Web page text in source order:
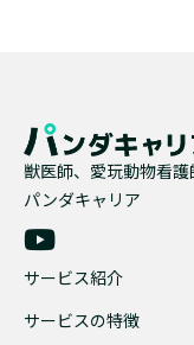
獣医師、愛玩動物看
パンダキャリア
サービス紹介
サービスの特徴